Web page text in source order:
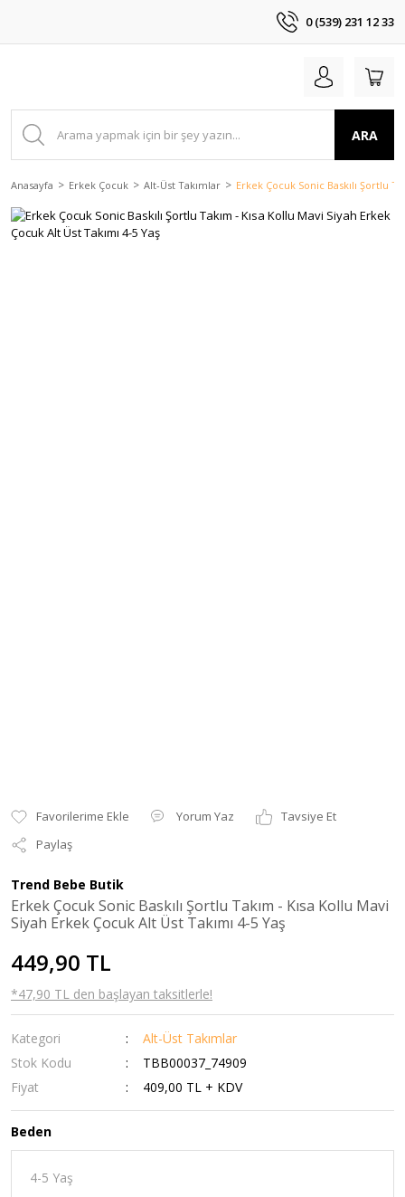
0 (539) 231 12 33
ARA
Anasayfa Erkek Çocuk Alt-Üst Takımlar Erkek Çocuk Sonic Baskılı Şortlu
Yorum Yaz
Tavsiye Et
Paylaş
Trend Bebe Butik
Erkek Çocuk Sonic Baskılı Şortlu Takım - Kısa Kollu Mavi
Siyah Erkek Çocuk Alt Üst Takımı 4-5 Yaş
449,90 TL
*47,90 TL den başlayan taksitlerle!
Kategori
Alt-Üst Takımlar
Stok Kodu
TBB00037_74909
Fiyat
409,00 TL + KDV
Beden